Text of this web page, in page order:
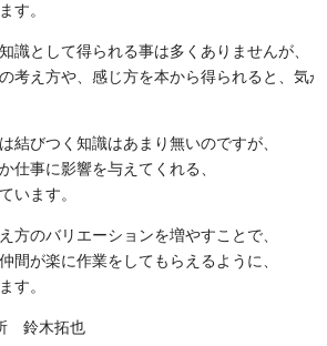
す。
識として得られる事は多くありませんが、
考え方や、感じ方を本から得られると、気
結びつく知識はあまり無いのですが、
仕事に影響を与えてくれる、
います。
方のバリエーションを増やすことで、
間が楽に作業をしてもらえるように、
す。
鈴木拓也